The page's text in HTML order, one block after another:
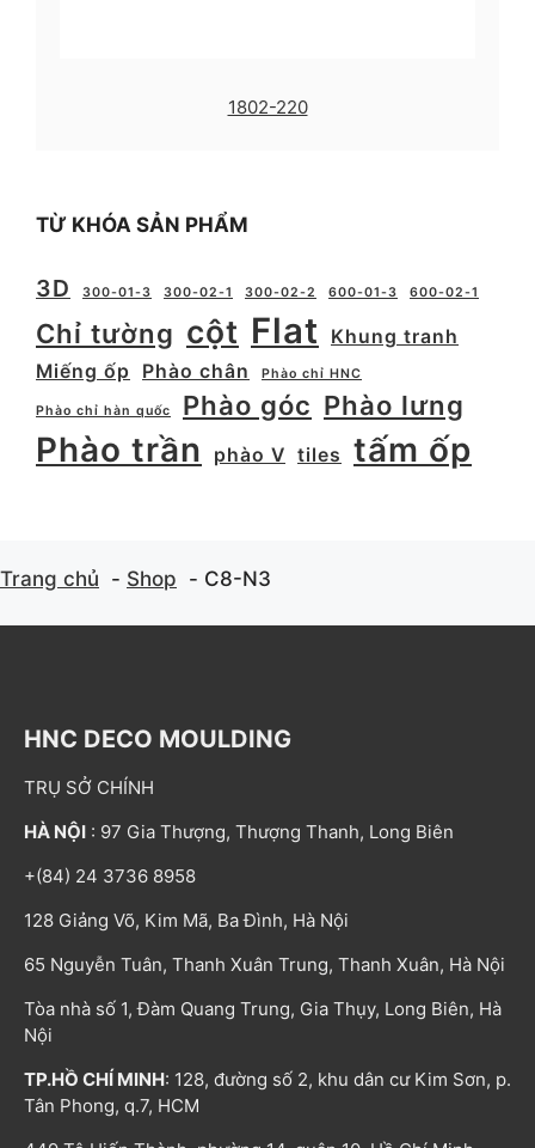
1802-220
TỪ KHÓA SẢN PHẨM
3D 300-01-3 300-02-1 300-02-2 600-01-3 600-02-1
Chỉ tường cột Flat
Khung tranh
Miếng ốp
Phào chân Phào chỉ HNC
Phào chỉ hàn quốc Phào góc Phào lưng
Phào trần phào V tiles tấm ốp
Trang chủ Shop C8-N3
HNC DECO MOULDING
TRỤ SỞ CHÍNH
HÀ NỘI : 97 Gia Thượng, Thượng Thanh, Long Biên
+(84) 24 3736 8958
128 Giảng Võ, Kim Mã, Ba Đình, Hà Nội
65 Nguyễn Tuân, Thanh Xuân Trung, Thanh Xuân, Hà Nội
Tòa nhà số 1, Đàm Quang Trung, Gia Thụy, Long Biên, Hà
Nội
TP.HỒ CHÍ MINH: 128, đường số 2, khu dân cư Kim Sơn, p.
Tân Phong, q.7, HCM